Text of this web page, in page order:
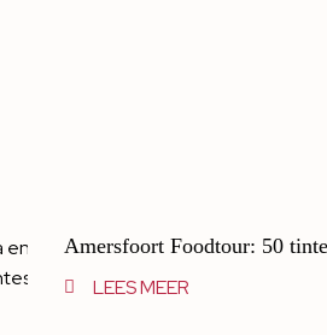
Amersfoort Foodtour: 50
LEES MEER